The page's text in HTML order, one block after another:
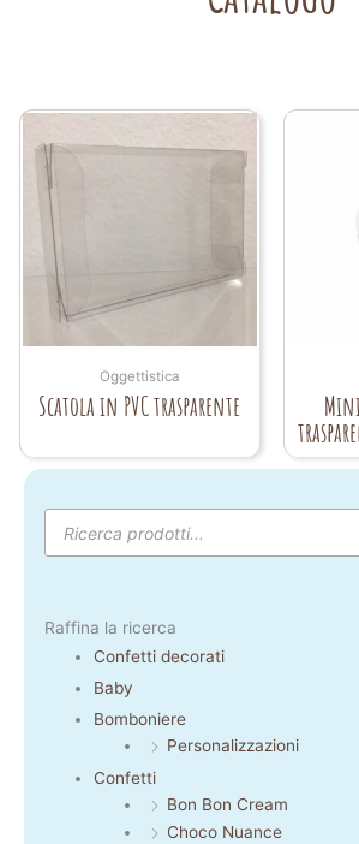
Oggettistica
Scatola in PVC trasparente
Products
search
Raffina la ricerca
Confetti decorati
Baby
Bomboniere
Personalizzazioni
Confetti
Bon Bon Cream
Choco Nuance